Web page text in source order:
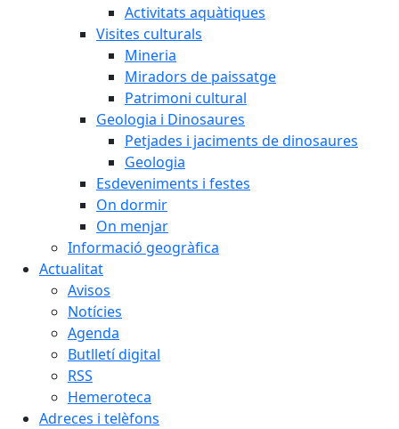
Activitats aquàtiques
Visites culturals
Mineria
Miradors de paissatge
Patrimoni cultural
Geologia i Dinosaures
Petjades i jaciments de dinosaures
Geologia
Esdeveniments i festes
On dormir
On menjar
Informació geogràfica
Actualitat
Avisos
Notícies
Agenda
Butlletí digital
RSS
Hemeroteca
Adreces i telèfons